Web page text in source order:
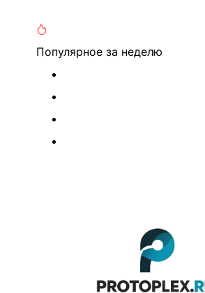
Популярное за неделю